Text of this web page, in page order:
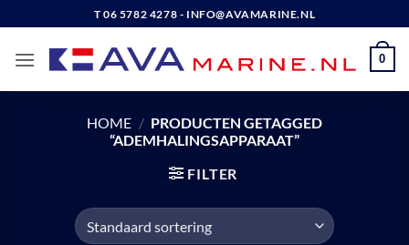
naar
inhoud
T 06 5782 4278 - INFO@AVAMARINE.NL
0
HOME / PRODUCTEN GETAGGED
“ADEMHALINGSAPPARAAT”
FILTER